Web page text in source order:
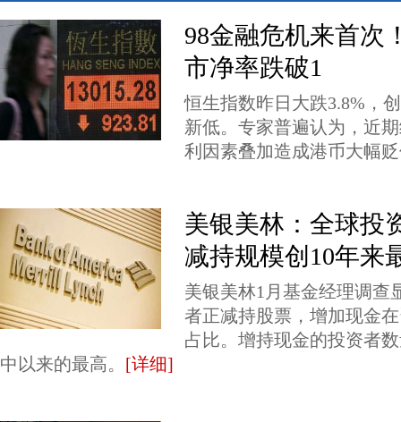
98金融危机来首次
市净率跌破1
恒生指数昨日大跌3.8%，
新低。专家普遍认为，近
利因素叠加造成港币大幅
美银美林：全球投
减持规模创10年来
美银美林1月基金经理调查
者正减持股票，增加现金
占比。增持现金的投资者
中以来的最高。 [详细]